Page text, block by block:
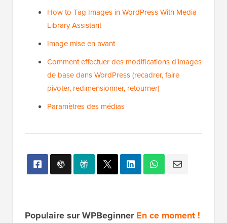
How to Tag Images in WordPress With Media
Library Assistant
Image mise en avant
Comment effectuer des modifications d'images
de base dans WordPress (recadrer, faire
pivoter, redimensionner, retourner)
Paramètres des médias
Populaire sur WPBeginnerEn ce moment !